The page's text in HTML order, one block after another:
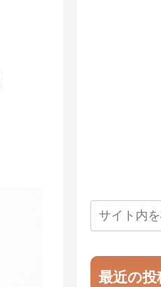
最近の投